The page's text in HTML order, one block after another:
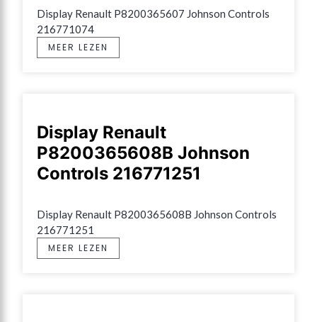
Display Renault P8200365607 Johnson Controls
216771074
MEER LEZEN
Display Renault
P8200365608B Johnson
Controls 216771251
Display Renault P8200365608B Johnson Controls
216771251
MEER LEZEN